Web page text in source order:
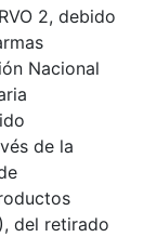
2, debido
Nacional
de la
del retirado